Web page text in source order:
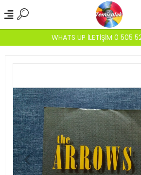
WHATS UP İLETİŞİM 0 505